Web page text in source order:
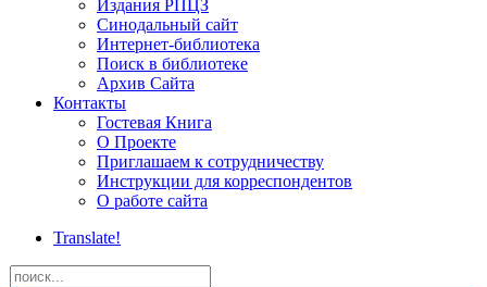
Издания РПЦЗ
Синодальный сайт
Интернет-библиотека
Поиск в библиотеке
Архив Сайта
Контакты
Гостевая Книга
О Проекте
Приглашаем к сотрудничеству
Инструкции для корреспондентов
О работе сайта
Translate!